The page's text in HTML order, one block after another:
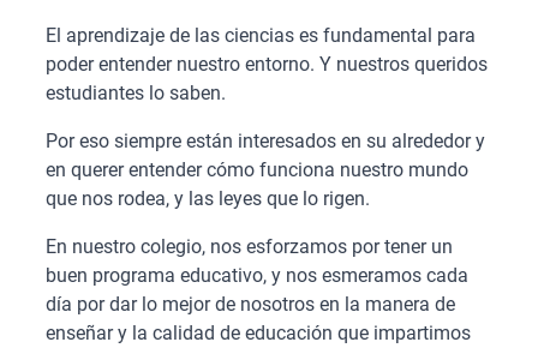
El aprendizaje de las ciencias es fundamental para
poder entender nuestro entorno. Y nuestros queridos
estudiantes lo saben.
Por eso siempre están interesados en su alrededor y
en querer entender cómo funciona nuestro mundo
que nos rodea, y las leyes que lo rigen.
En nuestro colegio, nos esforzamos por tener un
buen programa educativo, y nos esmeramos cada
día por dar lo mejor de nosotros en la manera de
enseñar y la calidad de educación que impartimos